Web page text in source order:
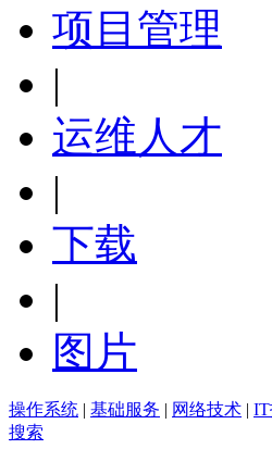
项目管理
|
运维人才
|
下载
|
图片
操作系统 | 基础服务 | 网络技术 |
搜索